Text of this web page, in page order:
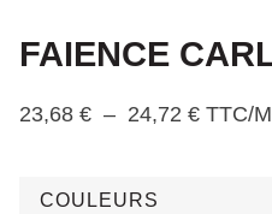
FAIENCE
23,68 € – 24,72 € TTC/
COULEURS